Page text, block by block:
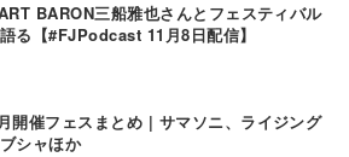
BARON三船雅也さんとフェスティバル
る【#FJPodcast 11月8日配信】
開催フェスまとめ | サマソニ、ライジング
シャほか